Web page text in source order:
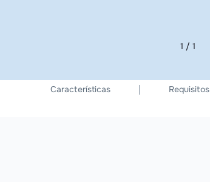
1 / 1
Características Requisitos